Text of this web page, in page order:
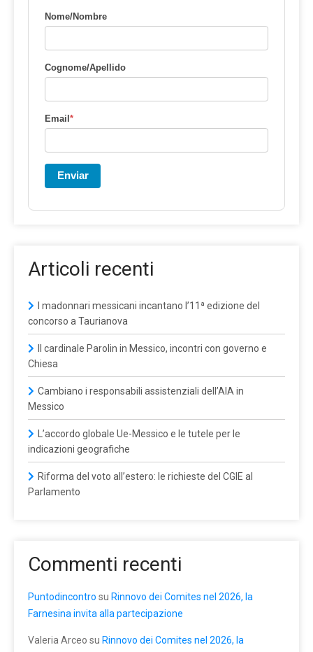
Nome/Nombre
Cognome/Apellido
Email*
Enviar
Articoli recenti
I madonnari messicani incantano l’11ª edizione del
concorso a Taurianova
Il cardinale Parolin in Messico, incontri con governo e
Chiesa
Cambiano i responsabili assistenziali dell’AIA in
Messico
L’accordo globale Ue-Messico e le tutele per le
indicazioni geografiche
Riforma del voto all’estero: le richieste del CGIE al
Parlamento
Commenti recenti
Puntodincontro su Rinnovo dei Comites nel 2026, la
Farnesina invita alla partecipazione
Valeria Arceo su Rinnovo dei Comites nel 2026, la